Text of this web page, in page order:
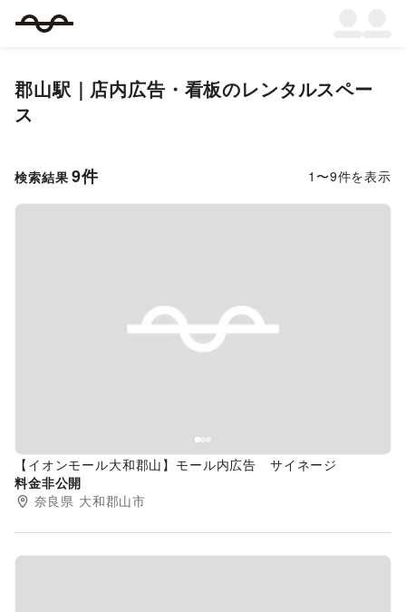
郡山駅｜店内広告・看板のレンタルスペー
ス
検索結果 9件 1 〜9件を表示
Previous slide
【イオンモール大和郡山】モール内広告 サイネージ
料金非公開
奈良県 大和郡山市